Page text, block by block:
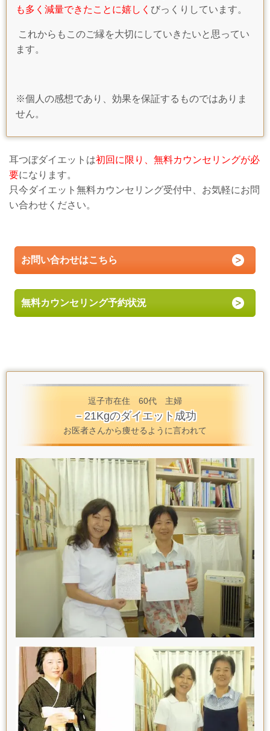
も多く減量できたことに嬉しく びっくりしています。
これからもこのご縁を大切にしていきたいと思ってい
ます。
※個人の感想であり、効果を保証するものではありま
せん。
耳つぼダイエットは初回に限り、無料カウンセリングが必
要になります。
只今ダイエット無料カウンセリング受付中、お気軽にお問
い合わせください。
お問い合わせはこちら
無料カウンセリング予約状況
逗子市在住 60代 主婦
－21Kgのダイエット成功
お医者さんから痩せるように言われて